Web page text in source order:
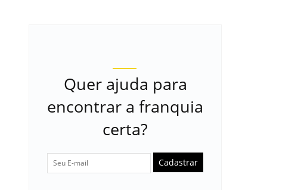
Quer ajuda para
encontrar a franquia
certa?
Cadastrar